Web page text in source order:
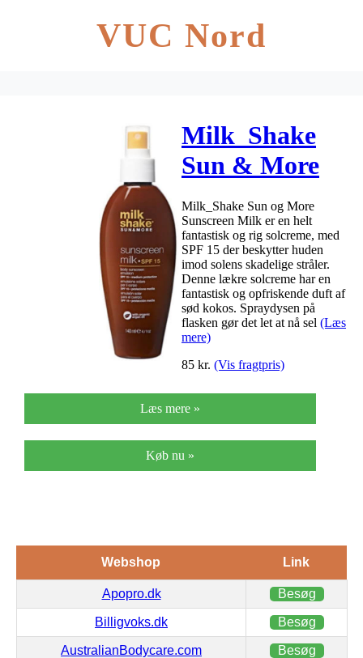
VUC Nord
Milk_Shake
Sun & More
Sunscreen
Milk SPF15
140 ml
Milk_Shake Sun og More
Sunscreen Milk er en helt
fantastisk og rig solcreme, med
SPF 15 der beskytter huden
imod solens skadelige stråler.
Denne lækre solcreme har en
fantastisk og opfriskende duft af
sød kokos. Spraydysen på
flasken gør det let at nå sel (Læs
mere)
85 kr. (Vis fragtpris)
Læs mere »
Køb nu »
Webshop Link
Apopro.dk Besøg
Billigvoks.dk Besøg
AustralianBodycare.com Besøg